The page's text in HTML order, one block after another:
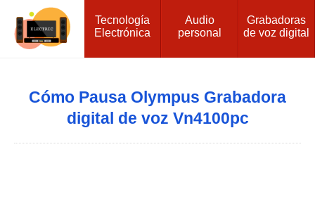
Tecnología
Electrónica
Audio
personal
Grabadoras
de voz digital
Cómo Pausa Olympus Grabadora
digital de voz Vn4100pc